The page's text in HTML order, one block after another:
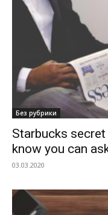
Без рубрики
Starbucks
know you can
03.03.2020